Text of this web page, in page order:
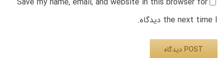
the next time I دیدگاه.